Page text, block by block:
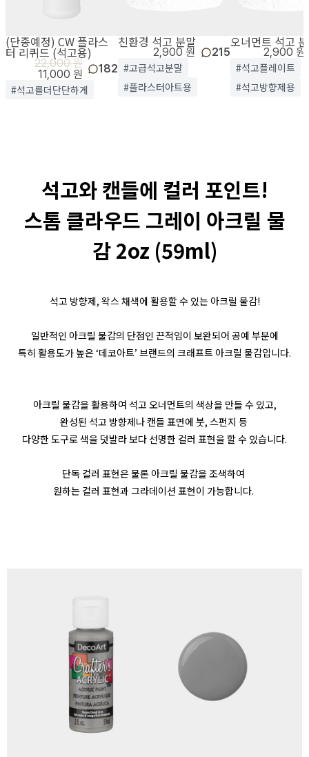
(단종예정) CW 플라스
터 리퀴드 (석고용)
22,000 원
11,000 원
182
#석고를더단단하게
친환경 석고 분말
2,900 원 215
#고급석고분말
#플라스터아트용
오너먼트 석고
2,900 원
#석고플레이트
#석고방향제용
석고와 캔들에 컬러 포인트!
스톰 클라우드 그레이 아크릴 물
감 2oz (59ml)
석고 방향제, 왁스 채색에 활용할 수 있는 아크릴 물감!
일반적인 아크릴 물감의 단점인 끈적임이 보완되어 공예 부분에
특히 활용도가 높은 ‘데코아트’ 브랜드의 크래프트 아크릴 물감입니다.
아크릴 물감을 활용하여 석고 오너먼트의 색상을 만들 수 있고,
완성된 석고 방향제나 캔들 표면에 붓, 스펀지 등
다양한 도구로 색을 덧발라 보다 선명한 컬러 표현을 할 수 있습니다.
단독 컬러 표현은 물론 아크릴 물감을 조색하여
원하는 컬러 표현과 그라데이션 표현이 가능합니다.